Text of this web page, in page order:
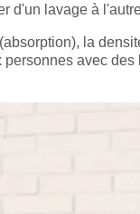
d'un lavage à
la
avec des